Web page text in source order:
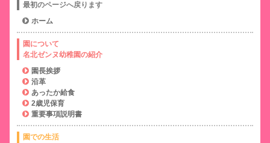
最初のページへ戻ります
ホーム
園について
名北ゼンヌ幼稚園の紹介
園長挨拶
沿革
あったか給食
2歳児保育
重要事項説明書
園での生活